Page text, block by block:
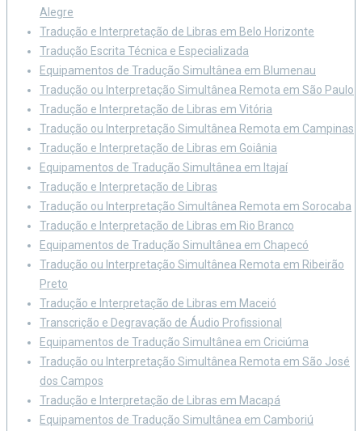
Alegre
Tradução e Interpretação de Libras em Belo Horizonte
Tradução Escrita Técnica e Especializada
Equipamentos de Tradução Simultânea em Blumenau
Tradução ou Interpretação Simultânea Remota em São Paulo
Tradução e Interpretação de Libras em Vitória
Tradução ou Interpretação Simultânea Remota em Campinas
Tradução e Interpretação de Libras em Goiânia
Equipamentos de Tradução Simultânea em Itajaí
Tradução e Interpretação de Libras
Tradução ou Interpretação Simultânea Remota em Sorocaba
Tradução e Interpretação de Libras em Rio Branco
Equipamentos de Tradução Simultânea em Chapecó
Tradução ou Interpretação Simultânea Remota em Ribeirão
Preto
Tradução e Interpretação de Libras em Maceió
Transcrição e Degravação de Áudio Profissional
Equipamentos de Tradução Simultânea em Criciúma
Tradução ou Interpretação Simultânea Remota em São José
dos Campos
Tradução e Interpretação de Libras em Macapá
Equipamentos de Tradução Simultânea em Camboriú